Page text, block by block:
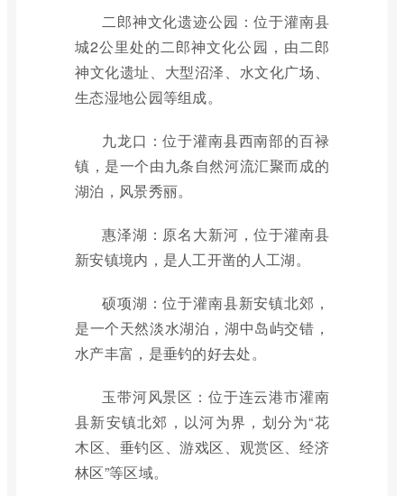
二郎神文化遗迹公园：位于灌南县
城2公里处的二郎神文化公园，由二郎
神文化遗址、大型沼泽、水文化广场、
生态湿地公园等组成。
九龙口：位于灌南县西南部的百禄
镇，是一个由九条自然河流汇聚而成的
湖泊，风景秀丽。
惠泽湖：原名大新河，位于灌南县
新安镇境内，是人工开凿的人工湖。
硕项湖：位于灌南县新安镇北郊，
是一个天然淡水湖泊，湖中岛屿交错，
水产丰富，是垂钓的好去处。
玉带河风景区：位于连云港市灌南
县新安镇北郊，以河为界，划分为“花
木区、垂钓区、游戏区、观赏区、经济
林区”等区域。